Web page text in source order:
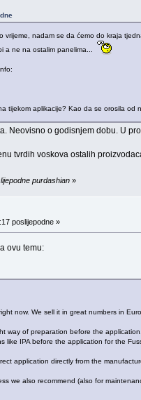
nadam se da ćemo do kraja
a ne na ostalim panelima...
tijekom aplikacije? Kao da se orosila od
Neovisno o godisnjem dobu. U
tvrdih voskova ostalih
purdashian»
poslijepodne »
ovu temu:
now. We sell it in great numbers in
way of preparation before the
like IPA before the application for the
application directly from the
we also recommend (also for